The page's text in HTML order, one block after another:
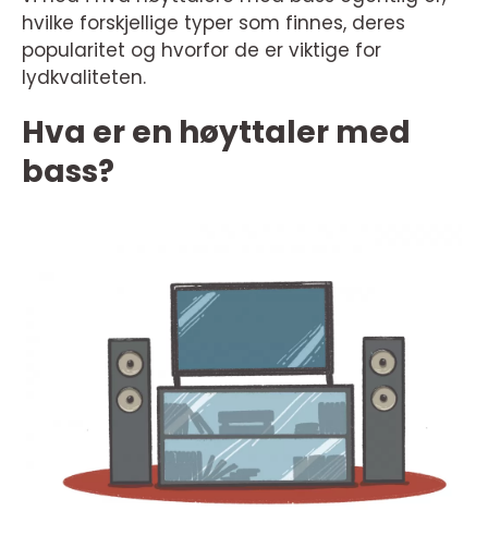
hvilke forskjellige typer som finnes, deres
popularitet og hvorfor de er viktige for
lydkvaliteten.
Hva er en høyttaler med
bass?